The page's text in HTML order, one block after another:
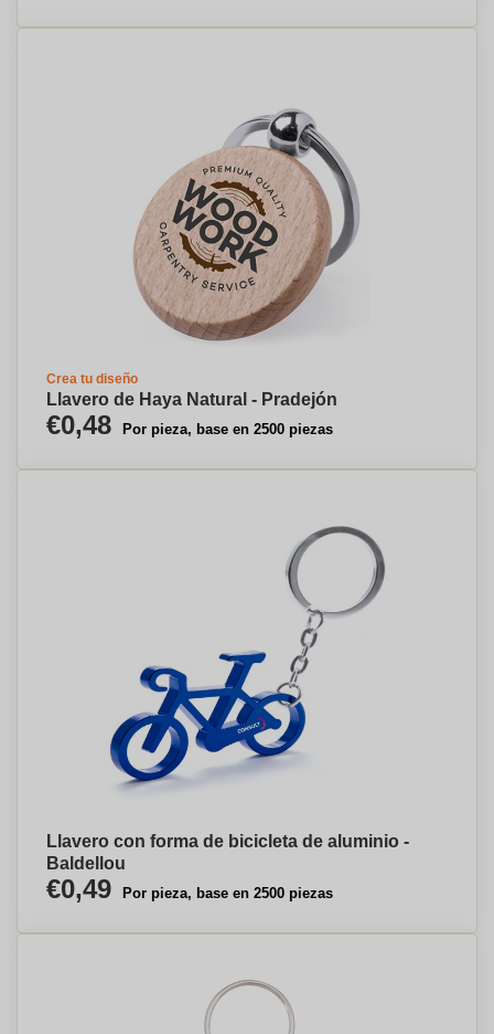
Crea tu diseño
Llavero de Haya Natural - Pradejón
€0,48 Por pieza, base en 2500 piezas
Llavero con forma de bicicleta de aluminio -
Baldellou
€0,49 Por pieza, base en 2500 piezas